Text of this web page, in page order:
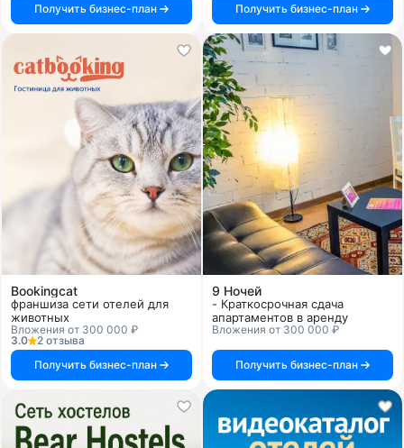
Получить бизнес-план
Получить бизнес-план
Bookingcat
франшиза сети отелей для
животных
Вложения от 300 000 ₽
3.0
2 отзыва
Получить бизнес-план
9 Ночей
- Краткосрочная сдача
апартаментов в аренду
Вложения от 300 000 ₽
Получить бизнес-план